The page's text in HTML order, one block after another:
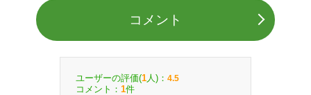
コメント
ユーザーの評価(1 人)： 4.5
コメント： 1件